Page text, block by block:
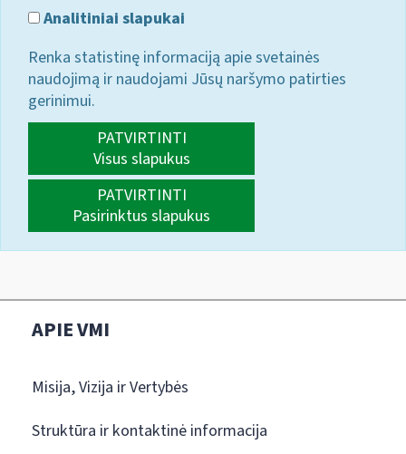
Analitiniai slapukai
Renka statistinę informaciją apie svetainės
naudojimą ir naudojami Jūsų naršymo patirties
gerinimui.
PATVIRTINTI
Visus slapukus
PATVIRTINTI
Pasirinktus slapukus
APIE VMI
Misija, Vizija ir Vertybės
Struktūra ir kontaktinė informacija